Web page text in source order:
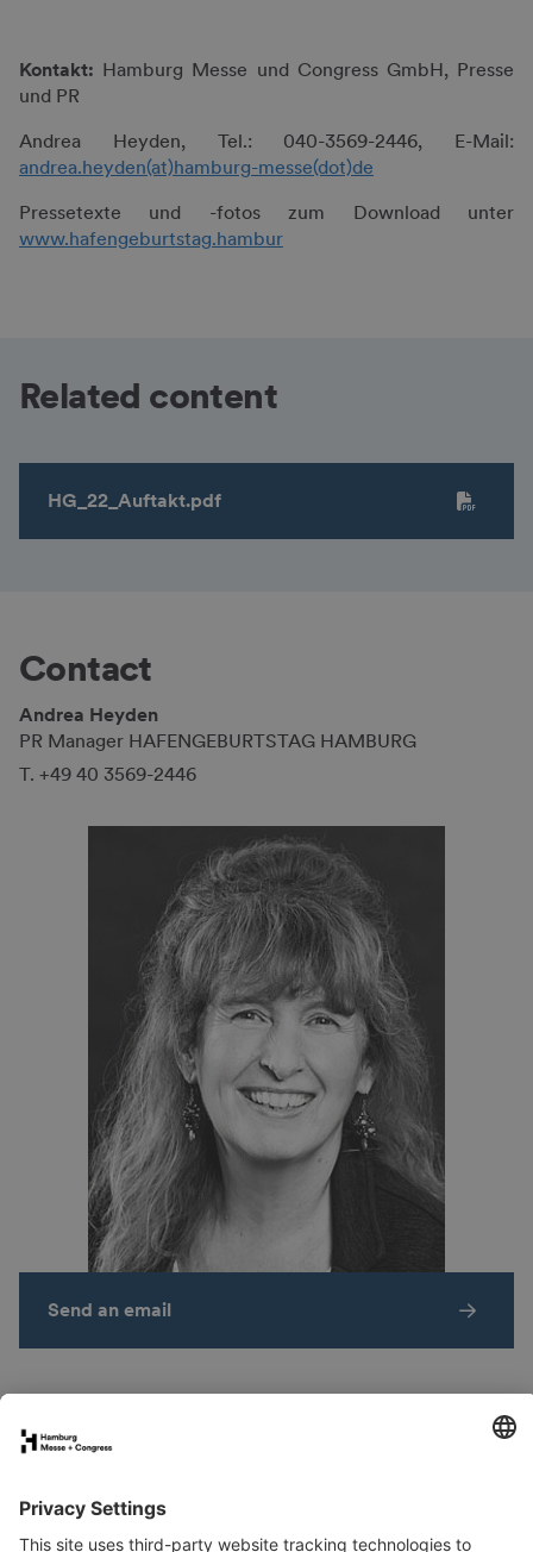
Kontakt: Hamburg Messe und Congress GmbH, Presse
und PR
Andrea Heyden, Tel.: 040-3569-2446, E-Mail:
andrea.heyden(at)hamburg-messe(dot)de
Pressetexte und -fotos zum Download unter
www.hafengeburtstag.hambur
Related content
HG_22_Auftakt.pdf
Contact
Andrea Heyden
PR Manager HAFENGEBURTSTAG HAMBURG
T. +49 40 3569-2446
Send an email
Spaces & Areas
Arrival